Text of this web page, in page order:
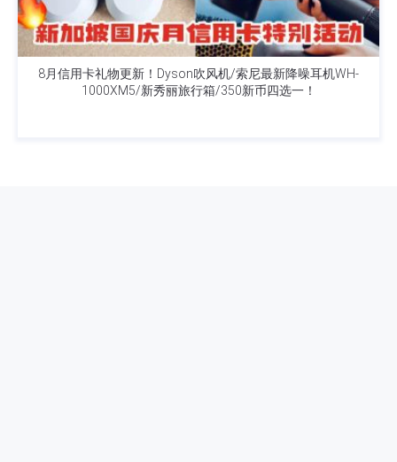
8月信用卡礼物更新！Dyson吹风机/索尼最新降噪耳机WH-
1000XM5/新秀丽旅行箱/350新币四选一！